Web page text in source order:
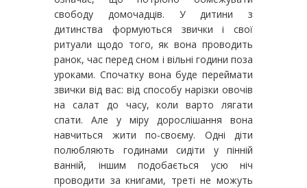
свободу домочадців. У дитини з
дитинства формуються звички і свої
ритуали щодо того, як вона проводить
ранок, час перед сном і вільні години поза
уроками. Спочатку вона буде переймати
звички від вас: від способу нарізки овочів
на салат до часу, коли варто лягати
спати. Але у міру дорослішання вона
навчиться жити по-своєму. Одні діти
полюбляють годинами сидіти у пінній
ванній, іншим подобається усю ніч
проводити за книгами, треті не можуть